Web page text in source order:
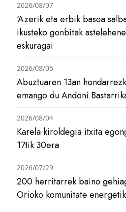
‘Azerik eta erbik basoa
ikusteko gonbitak
eskuragai
2026/08/07
Abuztuaren 13an
emango du Andoni
2026/08/05
Karela kiroldegia itxita
17tik 30era
2026/08/04
200 herritarrek baino
Orioko komunitate
2026/07/29